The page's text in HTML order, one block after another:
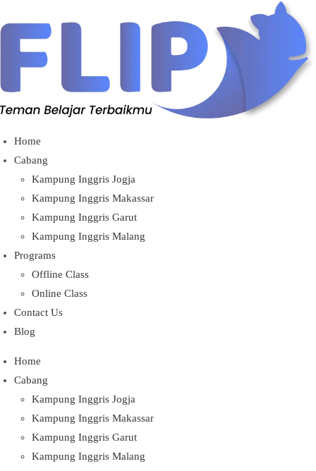
Home
Cabang
Kampung Inggris Jogja
Kampung Inggris Makassar
Kampung Inggris Garut
Kampung Inggris Malang
Programs
Offline Class
Online Class
Contact Us
Blog
Home
Cabang
Kampung Inggris Jogja
Kampung Inggris Makassar
Kampung Inggris Garut
Kampung Inggris Malang